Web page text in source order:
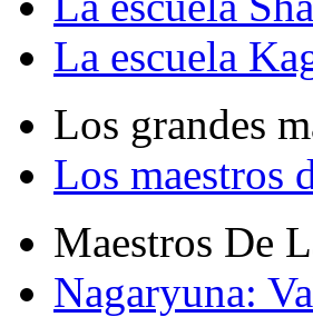
La escuela
Los grandes
Los maestros
Maestros De
Nagaryuna: